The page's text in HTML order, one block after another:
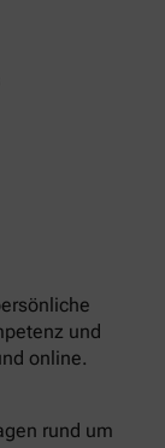
und
online.
rund um